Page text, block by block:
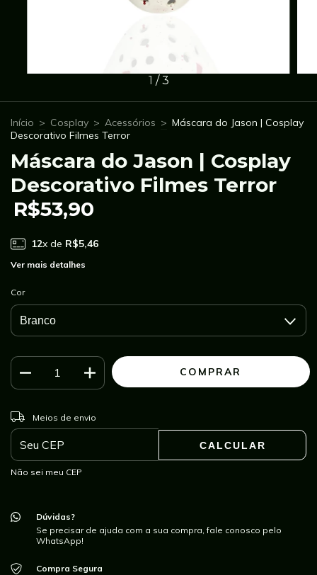
1 /3
Início > Cosplay > Acessórios > Máscara do Jason | Cosplay
Descorativo Filmes Terror
Máscara do Jason | Cosplay
Descorativo Filmes Terror
R$53,90
12x de R$5,46
Ver mais detalhes
Cor
Entregas para o CEP:
Meios de envio
CALCULAR
Não sei meu CEP
Dúvidas?
Se precisar de ajuda com a sua compra, fale conosco pelo
WhatsApp!
Compra Segura